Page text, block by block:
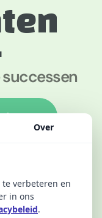
Over
verbeteren en
in ons
.